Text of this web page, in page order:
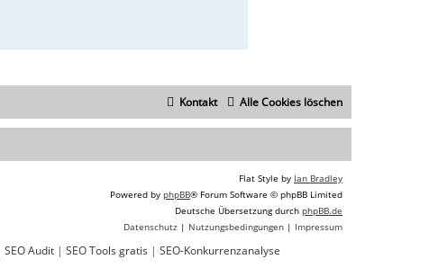
Alle Cookies löschen
Kontakt
Flat Style by Ian Bradley
Powered by phpBB® Forum Software © phpBB Limited
Deutsche Übersetzung durch phpBB.de
Datenschutz | Nutzungsbedingungen | Impressum
SEO Audit| SEO Tools gratis | SEO-Konkurrenzanalyse